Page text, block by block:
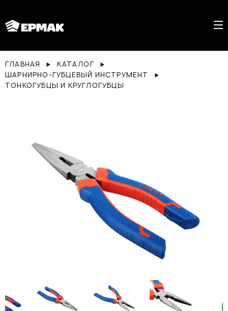
ГЛАВНАЯ
КАТАЛОГ
ШАРНИРНО-ГУБЦЕВЫЙ ИНСТРУМЕНТ
ТОНКОГУБЦЫ И КРУГЛОГУБЦЫ